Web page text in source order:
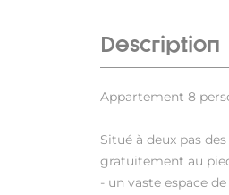
Description
Appartement 8
Situé à deux pas
gratuitement au
- un vaste espace